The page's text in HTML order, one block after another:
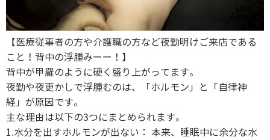
【医療従事者の方や介護職の方など夜勤明けご来店である
こと！背中の浮腫みーー！】
背中が甲羅のように硬く盛り上がってます。
夜勤や夜更かしで浮腫むのは、「ホルモン」と「自律神
経」が原因です。
主な理由は以下の3つにまとめられます。
1.水分を出すホルモンが出ない： 本来、睡眠中に余分な水